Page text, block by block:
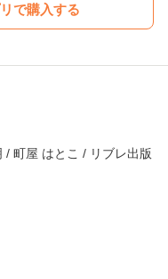
で購入する
/ 町屋 はとこ / リブレ出版